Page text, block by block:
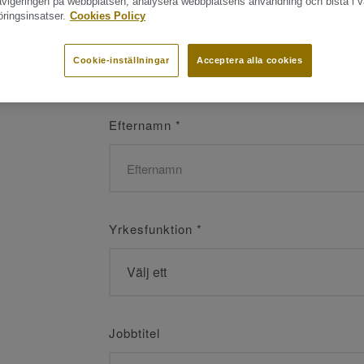
Namn
Efternamn *
Yrkesfunktion *
Jobbtitel
Cookies Policy
Acceptera alla cookies
Cookie-inställningar